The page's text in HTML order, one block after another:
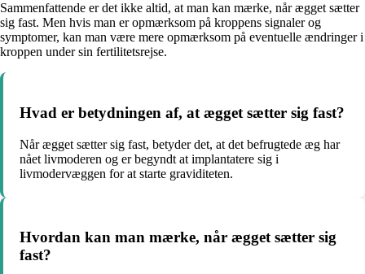
Sammenfattende er det ikke altid, at man kan mærke, når ægget sætter
sig fast. Men hvis man er opmærksom på kroppens signaler og
symptomer, kan man være mere opmærksom på eventuelle ændringer i
kroppen under sin fertilitetsrejse.
Hvad er betydningen af, at ægget sætter sig fast?
Når ægget sætter sig fast, betyder det, at det befrugtede æg har
nået livmoderen og er begyndt at implantatere sig i
livmodervæggen for at starte graviditeten.
Hvordan kan man mærke, når ægget sætter sig
fast?